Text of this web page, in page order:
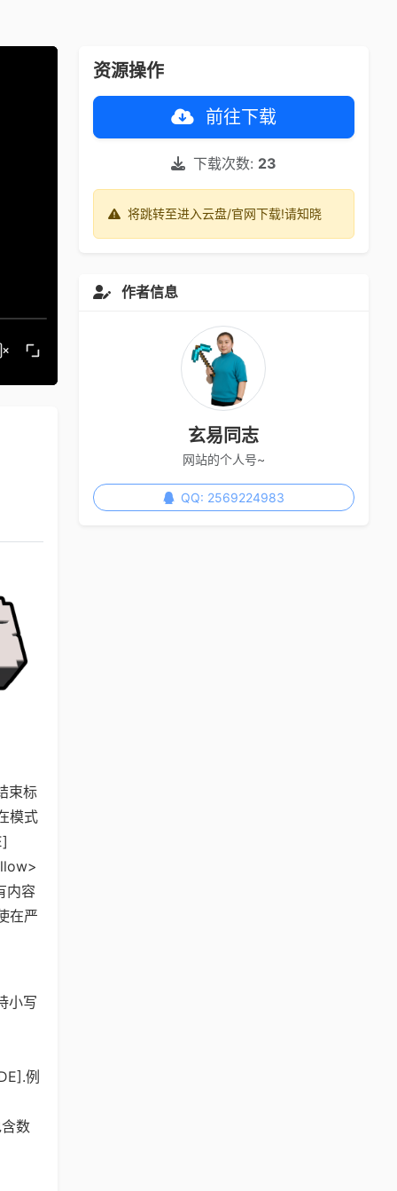
束标
模式
内容
在严
小写
例
数
资源操作
前往下载
下载次数: 23
将跳转至进入云盘/官网下载!请知晓
作者信息
玄易同志
网站的个人号~
QQ: 2569224983